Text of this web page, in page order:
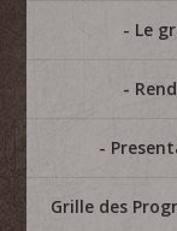
Le
Grille des